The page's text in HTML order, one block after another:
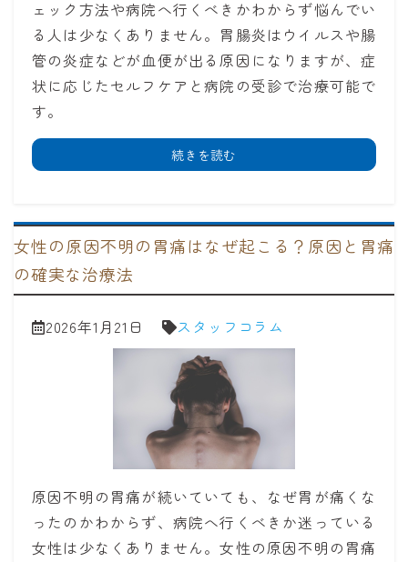
ェック方法や病院へ行くべきかわからず悩んでい
る人は少なくありません。胃腸炎はウイルスや腸
管の炎症などが血便が出る原因になりますが、症
状に応じたセルフケアと病院の受診で治療可能で
す。
続きを読む
女性の原因不明の胃痛はなぜ起こる？原因と胃痛
の確実な治療法
2026年1月21日 スタッフコラム
原因不明の胃痛が続いていても、なぜ胃が痛くな
ったのかわからず、病院へ行くべきか迷っている
女性は少なくありません。女性の原因不明の胃痛